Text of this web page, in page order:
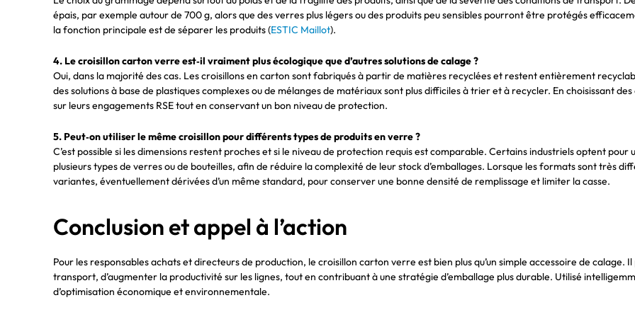
épais, par exemple autour de 700 g, alors que des verres plus légers ou des produits peu sensibles pourront être protégés
la fonction principale est de séparer les produits (ESTIC Maillot).
4. Le croisillon carton verre est‑il vraiment plus écologique que d’autres solutions de calage ?
Oui, dans la majorité des cas. Les croisillons en carton sont fabriqués à partir de matières recyclées et restent entièrement
des solutions à base de plastiques complexes ou de mélanges de matériaux sont plus difficiles à trier et à recycler. En choisissant
sur leurs engagements RSE tout en conservant un bon niveau de protection.
5. Peut‑on utiliser le même croisillon pour différents types de produits en verre ?
C’est possible si les dimensions restent proches et si le niveau de protection requis est comparable. Certains industriels optent
plusieurs types de verres ou de bouteilles, afin de réduire la complexité de leur stock d’emballages. Lorsque les formats sont très
variantes, éventuellement dérivées d’un même standard, pour conserver une bonne densité de remplissage et limiter la casse.
Conclusion et appel à l’action
Pour les responsables achats et directeurs de production, le croisillon carton verre est bien plus qu’un simple accessoire de calage.
transport, d’augmenter la productivité sur les lignes, tout en contribuant à une stratégie d’emballage plus durable. Utilisé
d’optimisation économique et environnementale.